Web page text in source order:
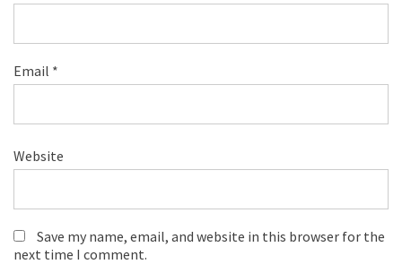
Email *
Website
Save my name, email, and website in this browser for the
next time I comment.